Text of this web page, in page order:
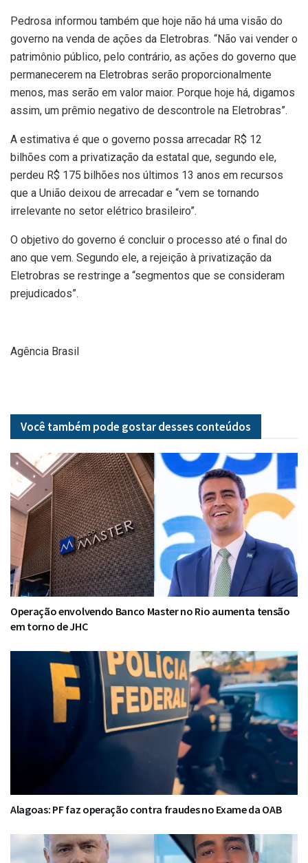
Pedrosa informou também que hoje não há uma visão do
governo na venda de ações da Eletrobras. “Não vai vender o
patrimônio público, pelo contrário, as ações do governo que
permanecerem na Eletrobras serão proporcionalmente
menos, mas serão em valor maior. Porque hoje há, digamos
assim, um prêmio negativo de descontrole na Eletrobras”.
A estimativa é que o governo possa arrecadar R$ 12
bilhões com a privatização da estatal que, segundo ele,
perdeu R$ 175 bilhões nos últimos 13 anos em recursos
que a União deixou de arrecadar e “vem se tornando
irrelevante no setor elétrico brasileiro”.
O objetivo do governo é concluir o processo até o final do
ano que vem. Segundo ele, a rejeição à privatização da
Eletrobras se restringe a “segmentos que se consideram
prejudicados”.
Agência Brasil
Você também pode gostar desses conteúdos
Operação envolvendo Banco Master no Rio aumenta tensão
em torno de JHC
Alagoas: PF faz operação contra fraudes no Exame da OAB